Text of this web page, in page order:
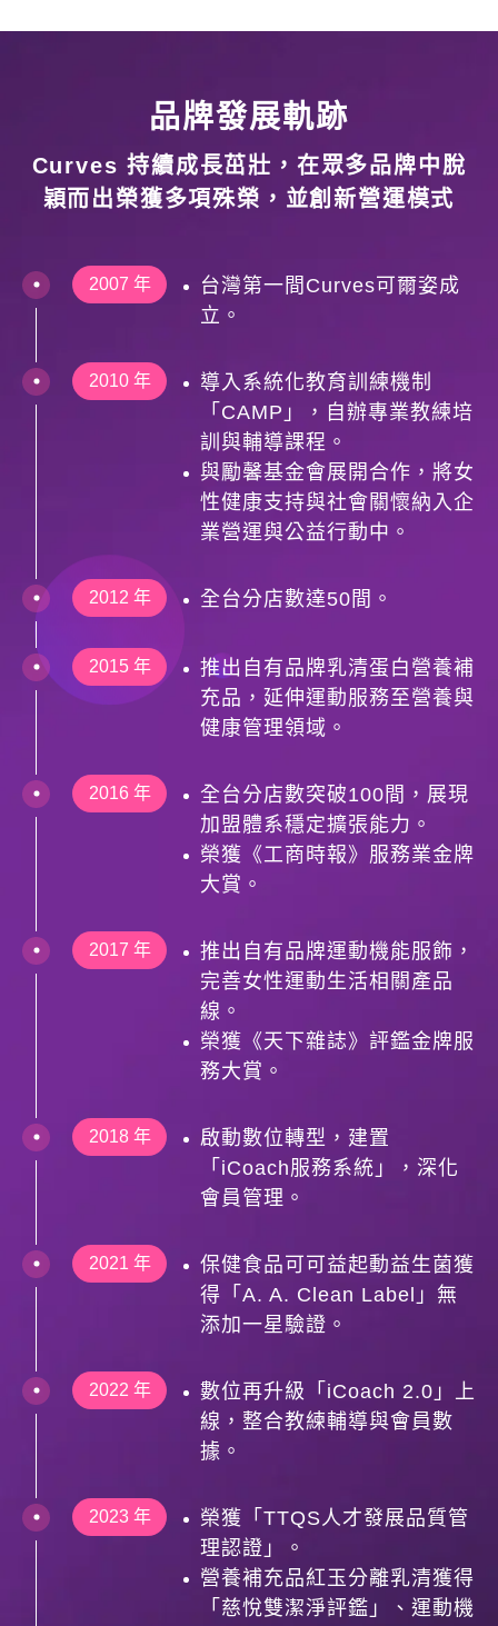
品牌發展軌跡
Curves 持續成長茁壯，在眾多品牌中脫
穎而出榮獲多項殊榮，並創新營運模式
2007 年
台灣第一間Curves可爾姿成
立。
2010 年
導入系統化教育訓練機制
「CAMP」，自辦專業教練培
訓與輔導課程。
與勵馨基金會展開合作，將女
性健康支持與社會關懷納入企
業營運與公益行動中。
2012 年 全台分店數達50間。
2015 年
推出自有品牌乳清蛋白營養補
充品，延伸運動服務至營養與
健康管理領域。
2016 年
全台分店數突破100間，展現
加盟體系穩定擴張能力。
榮獲《工商時報》服務業金牌
大賞。
2017 年
推出自有品牌運動機能服飾，
完善女性運動生活相關產品
線。
榮獲《天下雜誌》評鑑金牌服
務大賞。
2018 年
啟動數位轉型，建置
「iCoach服務系統」，深化
會員管理。
2021 年
保健食品可可益起動益生菌獲
得「A. A. Clean Label」無
添加一星驗證。
2022 年
數位再升級「iCoach 2.0」上
線，整合教練輔導與會員數
據。
2023 年
榮獲「TTQS人才發展品質管
理認證」。
營養補充品紅玉分離乳清獲得
「慈悅雙潔淨評鑑」、運動機